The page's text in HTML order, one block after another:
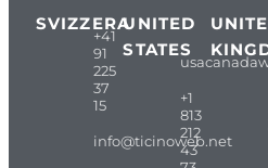
SVIZZERA
+41
91
225
37
15
info@ticinoweb.net
UNITED
STATES
+1
813
212
43